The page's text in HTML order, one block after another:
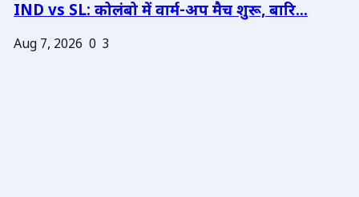
IND vs SL: कोलंबो में वार्म-अप मैच शुरू, बारि...
Aug 7, 2026 0 3